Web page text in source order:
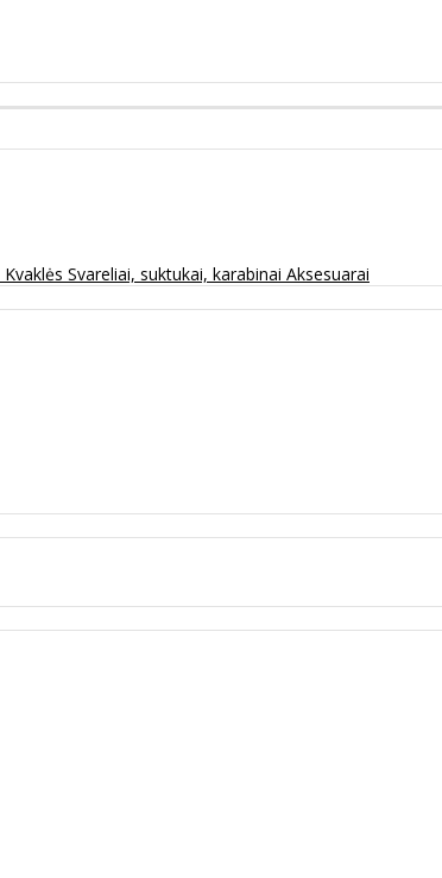
Kvaklės Svareliai, suktukai, karabinai Aksesuarai